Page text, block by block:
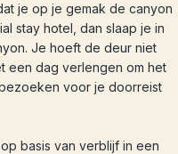
je op je gemak de canyon
stay hotel, dan slaap je in
Je hoeft de deur niet
een dag verlengen om het
voor je doorreist
basis van verblijf in een